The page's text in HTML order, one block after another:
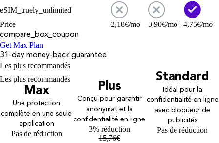
eSIM_truely_unlimited
Price
2,18€/mo 3,90€/mo 4,75€/mo
compare_box_coupon
Get Max Plan
31-day money-back guarantee
Les plus recommandés
Les plus recommandés
Max
Une protection
complète en une seule
application
Pas de réduction
Plus
Conçu pour garantir
anonymat et la
confidentialité en ligne
3% réduction
15,76€
Standard
Idéal pour la
confidentialité en ligne
avec bloqueur de
publicités
Pas de réduction